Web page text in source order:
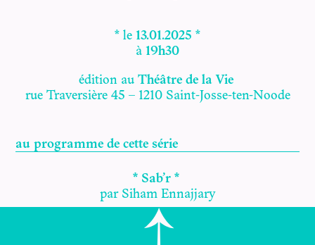
* le 13.01.2025 *
à 19h30
édition au Théâtre de la Vie
rue Traversière 45 – 1210 Saint-Josse-ten-Noode
au programme de cette série
* Sab’r *
par Siham Ennajjary
* ABYSSES *
par Jeanne Colin